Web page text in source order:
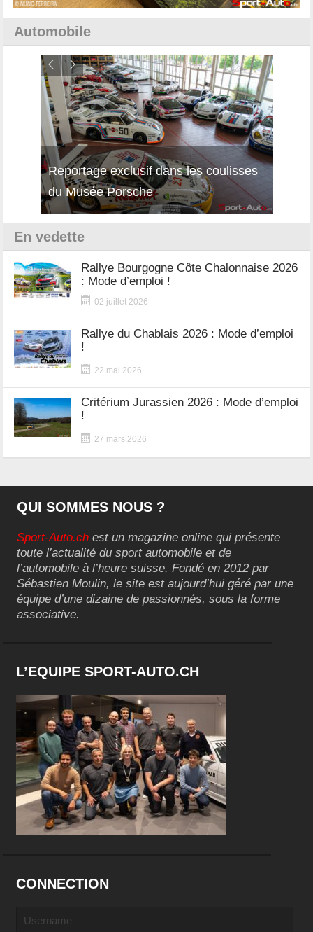
Automobile
Reportage exclusif dans les coulisses
du Musée Porsche
En vedette
Rallye Bourgogne Côte Chalonnaise 2026
: Mode d’emploi !
02 juillet 2026
Rallye du Chablais 2026 : Mode d’emploi
!
22 mai 2026
Critérium Jurassien 2026 : Mode d’emploi
!
27 mars 2026
QUI SOMMES NOUS ?
Sport-Auto.ch est un magazine online qui présente
toute l’actualité du sport automobile et de
l’automobile à l’heure suisse. Fondé en 2012 par
Sébastien Moulin, le site est aujourd’hui géré par une
équipe d’une dizaine de passionnés, sous la forme
associative.
L’EQUIPE SPORT-AUTO.CH
CONNECTION